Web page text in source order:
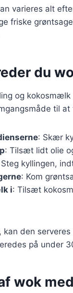
varieres alt
friske
du
og
til
: Skær
: Tilsæt lidt olie
kyllingen,
: Kom
i: Tilsæt
den
på under
wok